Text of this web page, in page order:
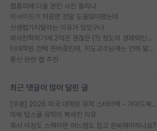
랩홈피에 다들 본인 사진 올리냐
이사이트가 처음엔 정말 도움많이됐는데
신생랩가지말라는 이유가 있었구나
박사진학하기에 2억은 괜찮은 (?) 정도의 경제력인가요
타대학원 컨텍 준비중인데, 지도교수님께는 언제 말씀드려야 할까요?
통신 관련 랩 추천
최근 댓글이 많이 달린 글
[무료] 2026 미국 대학원 유학 스타터팩 - 가이드북 & 합격자 컨택메일 템플릿
미박 탑스쿨 유학이 빡세진 이유
혹시 이정도 스펙이면 어느정도 잡고 준비해야하나요?